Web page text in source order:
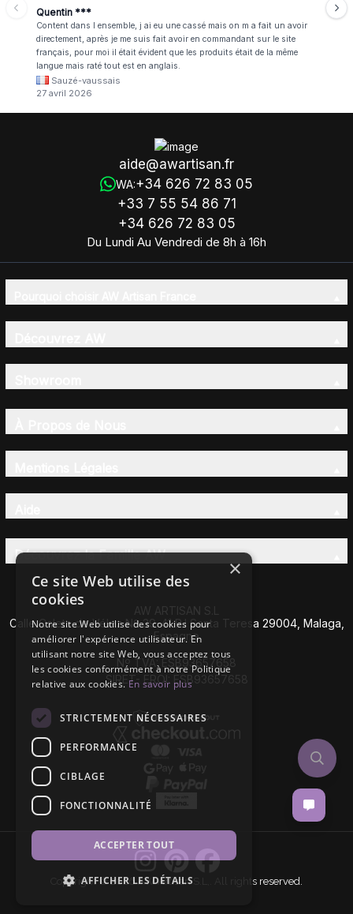
Quentin ***
Content dans l ensemble, j ai eu une cassé mais on m a fait un avoir
directement, après je me suis fait avoir en commandant sur le site
français, pour moi il était évident que les produits était de la même
langue mais raté tout est en anglais.
Sauzé-vaussais
27 avril 2026
aide@awartisan.fr
WA:+34 626 72 83 05
+33 7 55 54 86 71
+34 626 72 83 05
Du Lundi Au Vendredi de 8h à 16h
Découvrez la Famille AW
AW ARTISAN S.L
Calle Caleta de Vélez Nº 39-41 P.I Santa Teresa 29004, Malaga,
Espagne
Nº TVA: ESB93657658
SIRET- EROI: ESB93657658
Copyright © 2026 AW Artisan S.L,. All rights reserved.
×
Ce site Web utilise des
cookies
Notre site Web utilise des cookies pour
améliorer l'expérience utilisateur. En
utilisant notre site Web, vous acceptez tous
les cookies conformément à notre Politique
relative aux cookies.En savoir plus
STRICTEMENT NÉCESSAIRES
PERFORMANCE
CIBLAGE
FONCTIONNALITÉ
ACCEPTER TOUT
AFFICHER LES DÉTAILS